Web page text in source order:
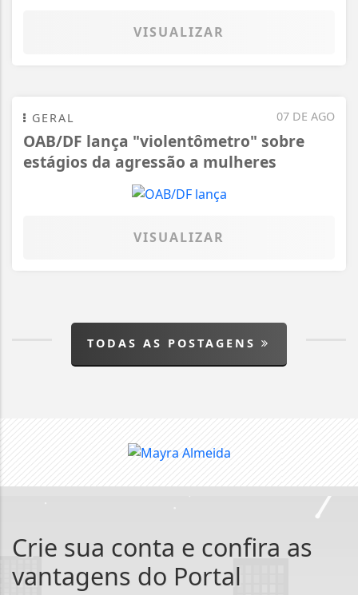
VISUALIZAR
07 DE AGO
GERAL
OAB/DF lança "violentômetro" sobre
estágios da agressão a mulheres
VISUALIZAR
TODAS AS POSTAGENS
Crie sua conta e confira as
vantagens do Portal